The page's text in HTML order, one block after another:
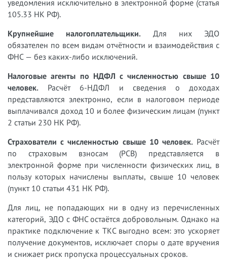
уведомления исключительно в электронной форме (статья
105.33 НК РФ).
Крупнейшие налогоплательщики. Для них ЭДО
обязателен по всем видам отчётности и взаимодействия с
ФНС — без каких-либо исключений.
Налоговые агенты по НДФЛ с численностью свыше 10
человек. Расчёт 6-НДФЛ и сведения о доходах
представляются электронно, если в налоговом периоде
выплачивался доход 10 и более физическим лицам (пункт
2 статьи 230 НК РФ).
Страхователи с численностью свыше 10 человек. Расчёт
по страховым взносам (РСВ) представляется в
электронной форме при численности физических лиц, в
пользу которых начислены выплаты, свыше 10 человек
(пункт 10 статьи 431 НК РФ).
Для лиц, не попадающих ни в одну из перечисленных
категорий, ЭДО с ФНС остаётся добровольным. Однако на
практике подключение к ТКС выгодно всем: это ускоряет
получение документов, исключает споры о дате вручения
и снижает риск пропуска процессуальных сроков.